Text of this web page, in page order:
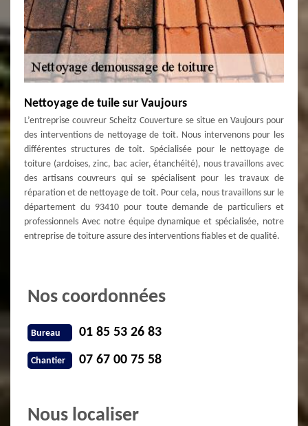
Nettoyage de tuile sur Vaujours
L’entreprise couvreur Scheitz Couverture se situe en Vaujours pour
des interventions de nettoyage de toit. Nous intervenons pour les
différentes structures de toit. Spécialisée pour le nettoyage de
toiture (ardoises, zinc, bac acier, étanchéité), nous travaillons avec
des artisans couvreurs qui se spécialisent pour les travaux de
réparation et de nettoyage de toit. Pour cela, nous travaillons sur le
département du 93410 pour toute demande de particuliers et
professionnels Avec notre équipe dynamique et spécialisée, notre
entreprise de toiture assure des interventions fiables et de qualité.
Nos coordonnées
Bureau 01 85 53 26 83
Chantier 07 67 00 75 58
Nous localiser